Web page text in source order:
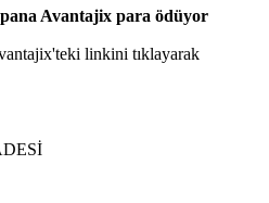
Avantajix para ödüyor
linkini tıklayarak